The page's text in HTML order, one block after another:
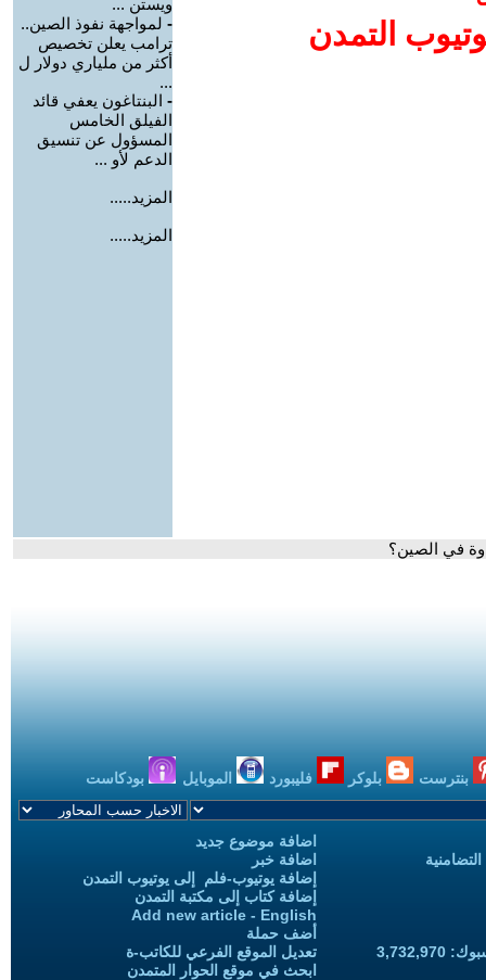
التمدن
ويستن ...
- لمواجهة نفوذ الصين..
ترامب يعلن تخصيص
أكثر من ملياري دولار ل
...
- البنتاغون يعفي قائد
الفيلق الخامس
المسؤول عن تنسيق
الدعم لأو ...
المزيد.....
المزيد.....
في الصين؟
بنترست بلوكر فليبورد الموبايل بودكاست
اضافة موضوع جديد
اضافة خبر
إضافة يوتيوب-فلم إلى يوتيوب التمدن
إضافة كتاب إلى مكتبة التمدن
Add new article - English
أضف حملة
تعديل الموقع الفرعي للكاتب-ة
ابحث في موقع الحوار المتمدن